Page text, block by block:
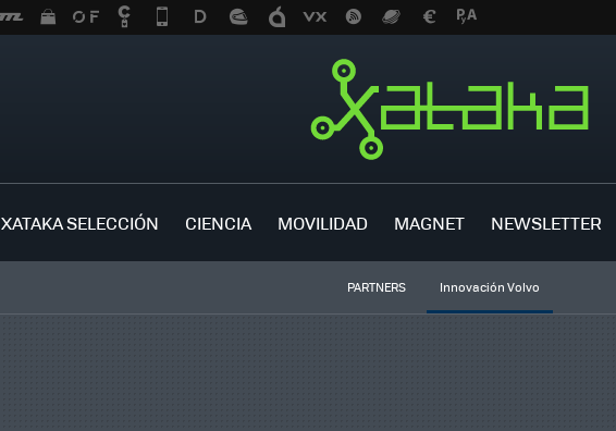
XATAKA SELECCIÓN CIENCIA MOVILIDAD MAGNET NEWSLETTER
PARTNERS Innovación Volvo